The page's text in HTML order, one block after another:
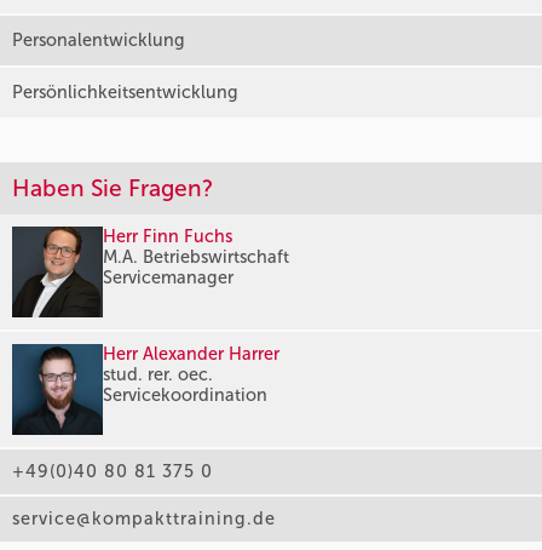
Personalentwicklung
Persönlichkeitsentwicklung
Haben Sie Fragen?
Herr Finn Fuchs
M.A. Betriebswirtschaft
Servicemanager
Herr Alexander Harrer
stud. rer. oec.
Servicekoordination
+49(0)40 80 81 375 0
service@kompakttraining.de